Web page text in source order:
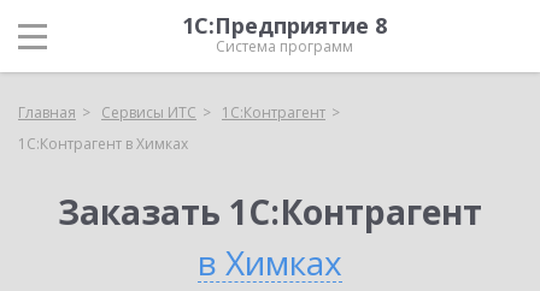
1С:Предприятие 8
Система программ
Главная Сервисы ИТС
1С:Контрагент
1С:Контрагент в Химках
Заказать 1С:Контрагент
в Химках